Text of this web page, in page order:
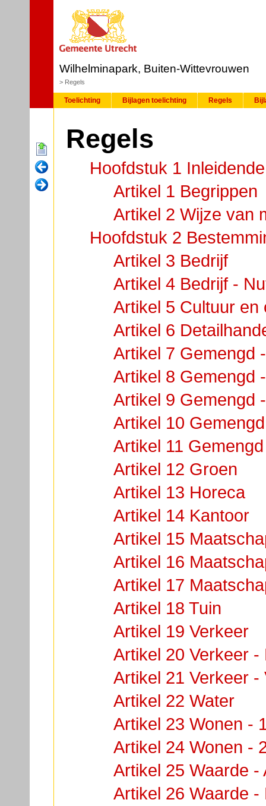
Wilhelminapark, Buiten-Wittevrouwen
Regels
Toelichting Bijlagen toelichting Regels
Regels
Hoofdstuk 1
Artikel 1 Begrippen
Artikel 2 Wijze van
Hoofdstuk 2
Artikel 3 Bedrijf
Artikel 4 Bedrijf -
Artikel 5 Cultuur en
Artikel 6
Artikel 7 Gemengd
Artikel 8 Gemengd
Artikel 9 Gemengd
Artikel 10
Artikel 11
Artikel 12 Groen
Artikel 13 Horeca
Artikel 14 Kantoor
Artikel 15
Artikel 16
Artikel 17
Artikel 18 Tuin
Artikel 19 Verkeer
Artikel 20 Verkeer -
Artikel 21 Verkeer -
Artikel 22 Water
Artikel 23 Wonen -
Artikel 24 Wonen -
Artikel 25 Waarde -
Artikel 26 Waarde